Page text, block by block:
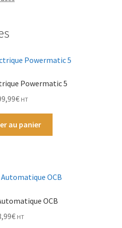
Powermatic 5
€ HT
au panier
OCB
€ HT